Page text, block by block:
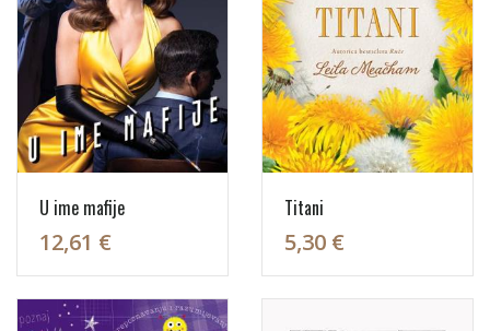
U ime mafije
12,61 €
Titani
5,30 €